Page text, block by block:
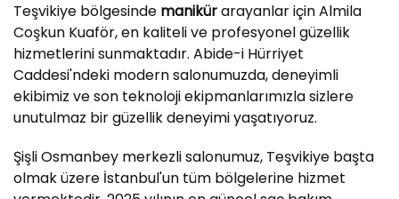
Teşvikiye bölgesinde manikürarayanlar için Almila
Coşkun Kuaför, en kaliteli ve profesyonel güzellik
hizmetlerini sunmaktadır. Abide-i Hürriyet
Caddesi'ndeki modern salonumuzda, deneyimli
ekibimiz ve son teknoloji ekipmanlarımızla sizlere
unutulmaz bir güzellik deneyimi yaşatıyoruz.
Şişli Osmanbey merkezli salonumuz, Teşvikiye başta
olmak üzere İstanbul'un tüm bölgelerine hizmet